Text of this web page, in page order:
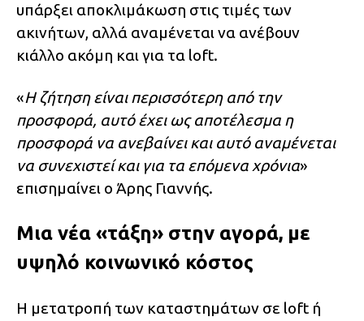
υπάρξει αποκλιμάκωση στις τιμές των
ακινήτων, αλλά αναμένεται να ανέβουν
κιάλλο ακόμη και για τα loft.
«Η ζήτηση είναι περισσότερη από την
προσφορά, αυτό έχει ως αποτέλεσμα η
προσφορά να ανεβαίνει και αυτό αναμένεται
να συνεχιστεί και για τα επόμενα χρόνια»
επισημαίνει ο Άρης Γιαννής.
Μια νέα «τάξη» στην αγορά, με
υψηλό κοινωνικό κόστος
Η μετατροπή των καταστημάτων σε loft ή